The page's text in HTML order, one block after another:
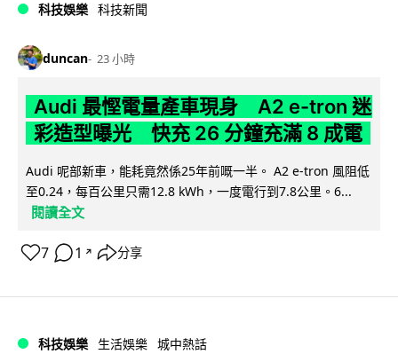
科技娛樂 科技新聞
duncan 23 小時
Audi 最慳電量產車現身 A2 e-tron 迷
彩造型曝光 快充 26 分鐘充滿 8 成電
Audi 呢部新車，能耗竟然係25年前嘅一半。 A2 e-tron 風阻低
至0.24，每百公里只需12.8 kWh，一度電行到7.8公里。6...
閱讀全文
7 1 ↗ 分享
科技娛樂 生活娛樂 城中熱話